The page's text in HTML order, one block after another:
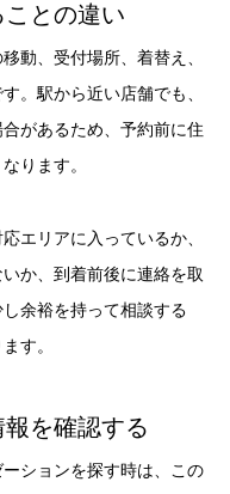
との違い
動、受付場所、着替え、
。駅から近い店舗でも、
があるため、予約前に住
ります。
エリアに入っているか、
か、到着前後に連絡を取
余裕を持って相談する
す。
を確認する
ションを探す時は、この